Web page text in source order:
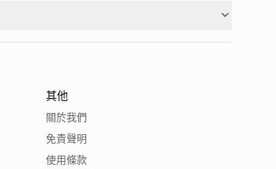
其他
關於我們
免責聲明
使用條款